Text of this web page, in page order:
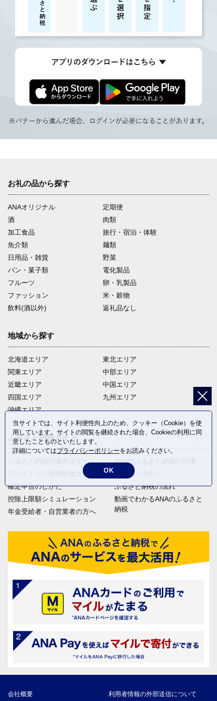
お礼の品から探す
ANAオリジナル
定期便
酒
肉類
加工食品
旅行・宿泊・体験
魚介類
麺類
日用品・雑貨
野菜
パン・菓子類
電化製品
フルーツ
卵・乳製品
ファッション
米・穀物
飲料(酒以外)
返礼品なし
地域から探す
北海道エリア
関東エリア
近畿エリア
四国エリア
沖縄エリア
東北エリア
中部エリア
中国エリア
九州エリア
ふるさと納税ガイド
ふるさと納税の基本ガイド
ワンストップ特例制度ガイド
確定申告のしかた
控除上限額シミュレーション
年金受給者・自営業者の方へ
ANAのふるさと納税の特徴
はじめての方へ
ふるさと納税の流れ
動画でわかるANAのふるさと
納税
会社概要 利用者情報の外部送信について
当サイトでは、サイト利便性向上のため、クッキー（Cookie）を使
用しています。サイトの閲覧を継続された場合、Cookieの利用に同
意したことものといたします。
詳細についてはプライバシーポリシーをお読みください。
OK